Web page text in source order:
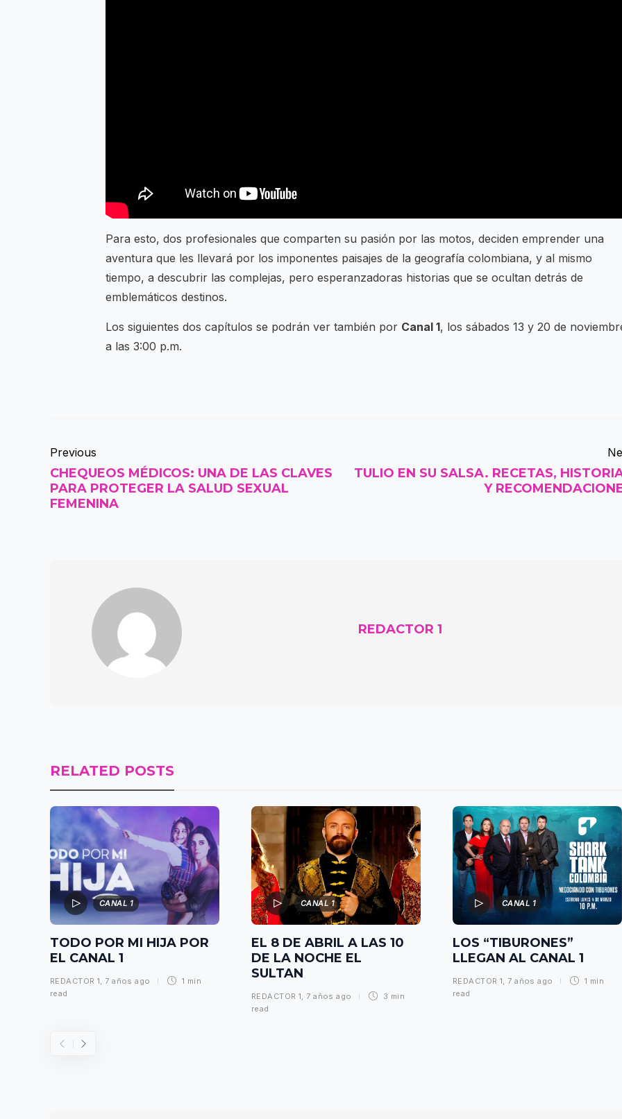
Para esto, dos profesionales que comparten su pasión por las motos, deciden emprender una
aventura que les llevará por los imponentes paisajes de la geografía colombiana, y al mismo
tiempo, a descubrir las complejas, pero esperanzadoras historias que se ocultan detrás de
emblemáticos destinos.
Los siguientes dos capítulos se podrán ver también por Canal 1, los sábados 13 y 20 de
a las 3:00 p.m.
Previous
CHEQUEOS MÉDICOS: UNA DE LAS CLAVES
PARA PROTEGER LA SALUD SEXUAL
FEMENINA
TULIO EN SU SALSA. RECETAS,
Y
REDACTOR 1
RELATED POSTS
CANAL 1
TODO POR MI HIJA POR
EL CANAL 1
REDACTOR 1, 7 años ago
1 min
read
CANAL 1
EL 8 DE ABRIL A LAS 10
DE LA NOCHE EL
SULTAN
REDACTOR 1, 7 años ago
3 min
read
CANAL 1
LOS “TIBURONES”
LLEGAN AL CANAL 1
REDACTOR 1, 7 años ago
1 min
read